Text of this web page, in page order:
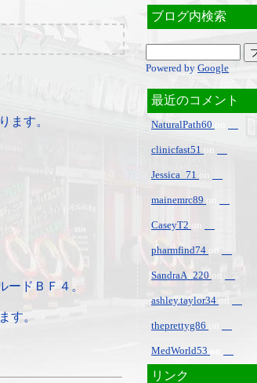
ます。
ドＢＦ４。
す。
ブログ内検索
Powered by Google
最近のコメント
NaturalPath60
clinicfast51 on
Jessica_71 on
mainemrc89 on
CaseyT2 on
pharmfind74 on
SandraA_220 on
ashley.taylor34 on
theprettyg86
MedWorld53
リンク